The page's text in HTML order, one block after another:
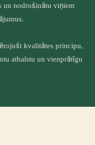
un nodrošinātu viņiem
kvalitātes principu,
atbalstu un vienprātīgu